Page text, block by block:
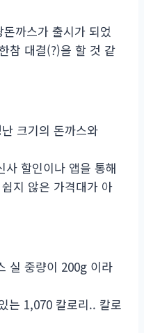
까스가 출시가 되었
참 대결(?)을 할 것 같
크기의 돈까스와
사 할인이나 앱을 통해
지 않은 가격대가 아
실 중량이 200g 이라
는 1,070 칼로리.. 칼로